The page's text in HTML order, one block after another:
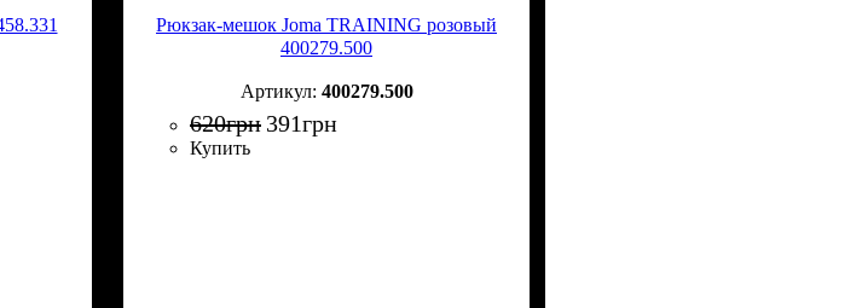
Рюкзак-мешок Joma TRAINING розовый
400279.500
400279.500
620грн 391грн
Купить